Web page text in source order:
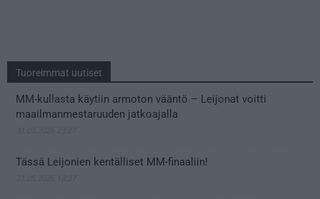
Tuoreimmat uutiset
MM-kullasta käytiin armoton vääntö – Leijonat voitti
maailmanmestaruuden jatkoajalla
Tässä Leijonien kentälliset MM-finaaliin!